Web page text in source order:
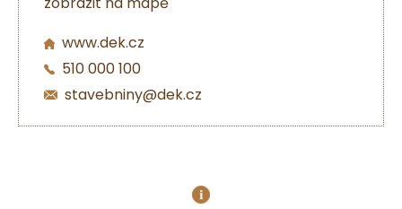
www.dek.cz
510 000 100
stavebniny@dek.cz